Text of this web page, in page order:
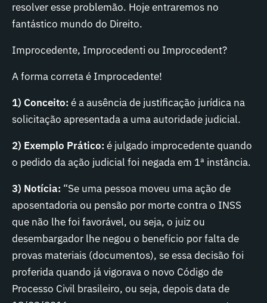
resolver esse problemão. Hoje entraremos no
fantástico mundo do Direito.
Improcedente, Improcedenti ou Improcedent?
A forma correta é Improcedente!
1) Conceito: é a ausência de justificação jurídica na
solicitação apresentada a uma autoridade judicial.
2) Exemplo Prático: é julgado improcedente quando
o pedido da ação judicial foi negada em 1ª instância.
3) Notícia: “Se uma pessoa moveu uma ação de
aposentadoria ou pensão por morte contra o INSS
que não lhe foi favorável, ou seja, o juiz ou
desembargador lhe negou o benefício por falta de
provas materiais (documentos), se essa decisão foi
proferida quando já vigorava o novo Código de
Processo Civil brasileiro, ou seja, depois data de